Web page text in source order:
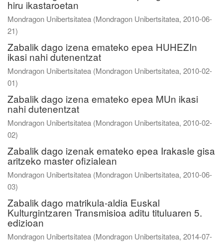
hiru ikastaroetan
Mondragon Unibertsitatea (Mondragon Unibertsitatea, 2010-06-
21)
Zabalik dago izena emateko epea HUHEZIn
ikasi nahi dutenentzat
Mondragon Unibertsitatea (Mondragon Unibertsitatea, 2010-02-
01)
Zabalik dago izena emateko epea MUn ikasi
nahi dutenentzat
Mondragon Unibertsitatea (Mondragon Unibertsitatea, 2010-02-
02)
Zabalik dago izenak emateko epea Irakasle gisa
aritzeko master ofizialean
Mondragon Unibertsitatea (Mondragon Unibertsitatea, 2010-06-
03)
Zabalik dago matrikula-aldia Euskal
Kulturgintzaren Transmisioa aditu tituluaren 5.
edizioan
Mondragon Unibertsitatea (Mondragon Unibertsitatea, 2014-07-